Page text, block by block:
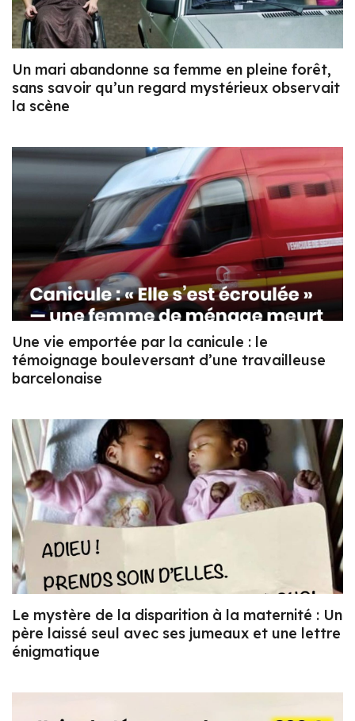
Un mari abandonne sa femme en pleine forêt,
sans savoir qu’un regard mystérieux observait
la scène
Une vie emportée par la canicule : le
témoignage bouleversant d’une travailleuse
barcelonaise
Le mystère de la disparition à la maternité : Un
père laissé seul avec ses jumeaux et une lettre
énigmatique